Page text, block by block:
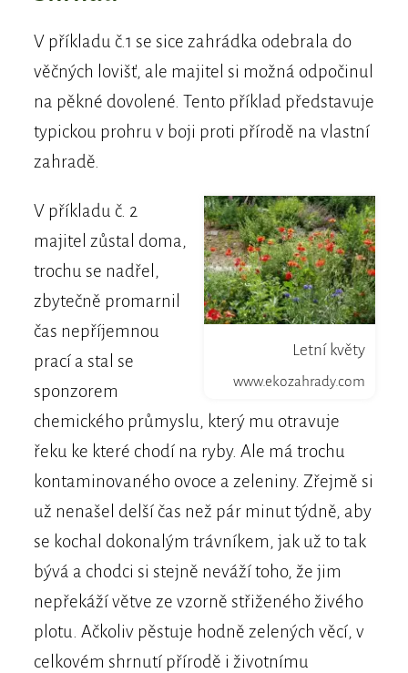
V příkladu č.1 se sice zahrádka odebrala do
věčných lovišť, ale majitel si možná odpočinul
na pěkné dovolené. Tento příklad představuje
typickou prohru v boji proti přírodě na vlastní
zahradě.
Letní květy
www.ekozahrady.com
V příkladu č. 2
majitel zůstal doma,
trochu se nadřel,
zbytečně promarnil
čas nepříjemnou
prací a stal se
sponzorem
chemického průmyslu, který mu otravuje
řeku ke které chodí na ryby. Ale má trochu
kontaminovaného ovoce a zeleniny. Zřejmě si
už nenašel delší čas než pár minut týdně, aby
se kochal dokonalým trávníkem, jak už to tak
bývá a chodci si stejně neváží toho, že jim
nepřekáží větve ze vzorně střiženého živého
plotu. Ačkoliv pěstuje hodně zelených věcí, v
celkovém shrnutí přírodě i životnímu